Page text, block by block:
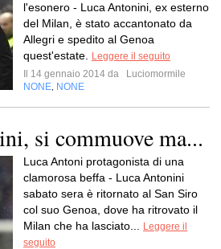
l'esonero - Luca Antonini, ex esterno
del Milan, è stato accantonato da
Allegri e spedito al Genoa
quest'estate.
Leggere il seguito
Il 14 gennaio 2014 da
Luciomormile
NONE NONE
si commuove ma...
Luca Antoni protagonista di una
clamorosa beffa - Luca Antonini
sabato sera è ritornato al San Siro
col suo Genoa, dove ha ritrovato il
Milan che ha lasciato...
Leggere il
seguito